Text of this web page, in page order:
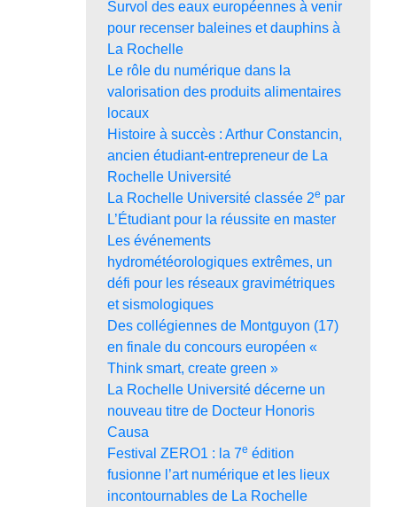
Survol des eaux européennes à venir
pour recenser baleines et dauphins à
La Rochelle
Le rôle du numérique dans la
valorisation des produits alimentaires
locaux
Histoire à succès : Arthur Constancin,
ancien étudiant-entrepreneur de La
Rochelle Université
La Rochelle Université classée 2e par
L’Étudiant pour la réussite en master
Les événements
hydrométéorologiques extrêmes, un
défi pour les réseaux gravimétriques
et sismologiques
Des collégiennes de Montguyon (17)
en finale du concours européen «
Think smart, create green »
La Rochelle Université décerne un
nouveau titre de Docteur Honoris
Causa
Festival ZERO1 : la 7e édition
fusionne l’art numérique et les lieux
incontournables de La Rochelle